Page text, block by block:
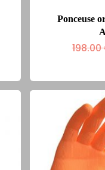
Ponceuse
198.00